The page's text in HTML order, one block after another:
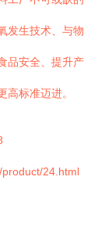
发生技术、与物
品安全、提升产
标准迈进。
product/24.html